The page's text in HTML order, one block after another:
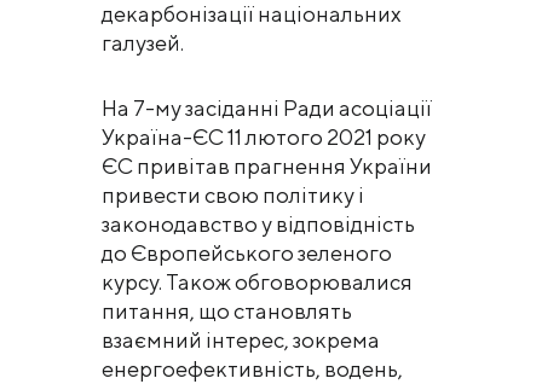
декарбонізації національних
галузей.
На 7-му засіданні Ради асоціації
Україна-ЄС 11 лютого 2021 року
ЄС привітав прагнення України
привести свою політику і
законодавство у відповідність
до Європейського зеленого
курсу. Також обговорювалися
питання, що становлять
взаємний інтерес, зокрема
енергоефективність, водень,